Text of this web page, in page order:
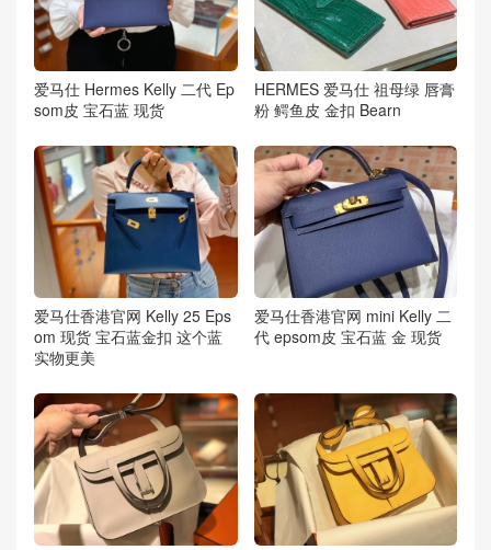
爱马仕 Hermes Kelly 二代 Ep
som皮 宝石蓝 现货
HERMES 爱马仕 祖母绿 唇膏
粉 鳄鱼皮 金扣 Bearn
爱马仕香港官网 Kelly 25 Eps
om 现货 宝石蓝金扣 这个蓝
实物更美
爱马仕香港官网 mini Kelly 二
代 epsom皮 宝石蓝 金 现货